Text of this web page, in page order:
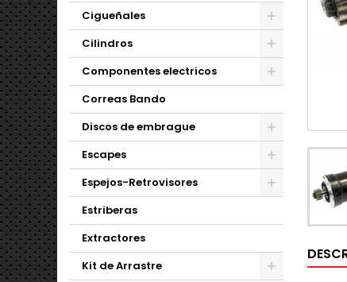
Cigueñales
Cilindros
Componentes electricos
Correas Bando
Discos de embrague
Escapes
Espejos-Retrovisores
Estriberas
Extractores
Kit de Arrastre